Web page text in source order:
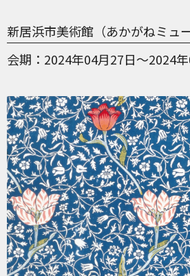
新居浜市美術館（あかがねミュー
会期
2024年04月27日～2024